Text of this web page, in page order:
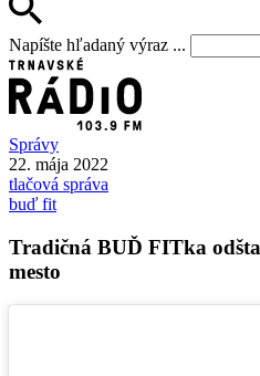
Napíšte hľadaný výraz ...
Správy
22. mája 2022
tlačová správa
buď fit
Tradičná BUĎ FITka
mesto